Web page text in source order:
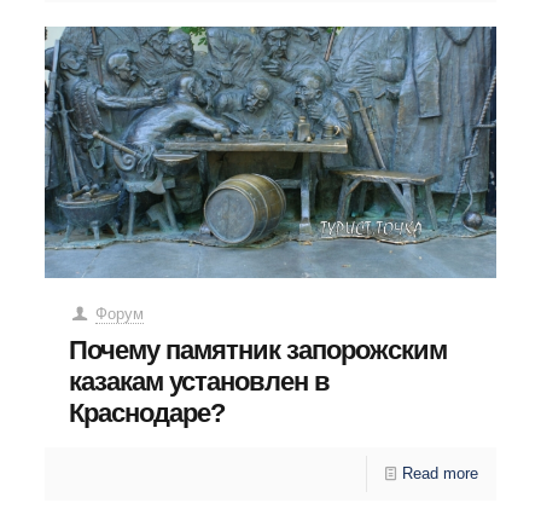
Форум
Почему памятник запорожским
казакам установлен в
Краснодаре?
Read more